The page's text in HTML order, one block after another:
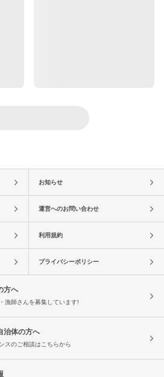
お知らせ
運営へのお問い合わせ
利用規約
プライバシーポリシー
方へ
漁師さんを募集しています!
治体の方へ
スのご相談はこちらから